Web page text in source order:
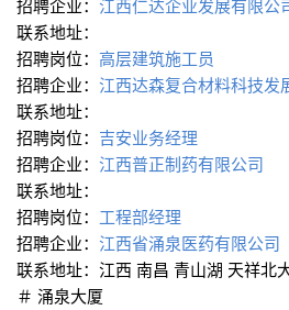
招聘企业： 江西仁达企业发展有限公
联系地址：
招聘岗位： 高层建筑施工员
招聘企业： 江西达森复合材料科技发
联系地址：
招聘岗位： 吉安业务经理
招聘企业： 江西普正制药有限公司
联系地址：
招聘岗位： 工程部经理
招聘企业： 江西省涌泉医药有限公司
联系地址：江西 南昌 青山湖 天祥北
＃ 涌泉大厦